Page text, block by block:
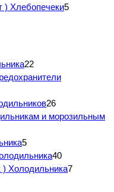
) Хлебопечеки5
22
26
и морозильным
5
40
) Холодильника7